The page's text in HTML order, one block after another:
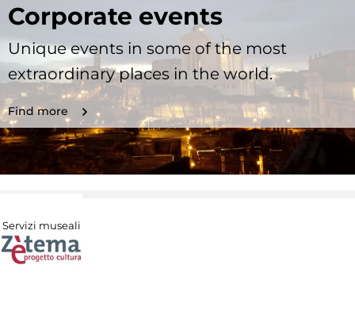
Corporate events
Unique events in some of the most
extraordinary places in the world.
Find more
Servizi museali